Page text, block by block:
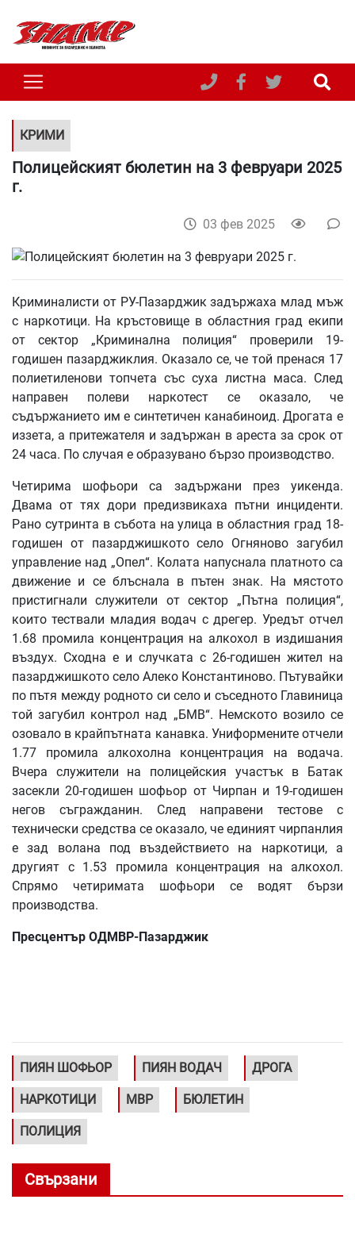
КРИМИ
Полицейският бюлетин на 3 февруари 2025
г.
03 фев 2025
Криминалисти от РУ-Пазарджик задържаха млад мъж
с наркотици. На кръстовище в областния град екипи
от сектор „Криминална полиция“ проверили 19-
годишен пазарджиклия. Оказало се, че той пренася 17
полиетиленови топчета със суха листна маса. След
направен полеви наркотест се оказало, че
съдържанието им е синтетичен канабиноид. Дрогата е
иззета, а притежателя и задържан в ареста за срок от
24 часа. По случая е образувано бързо производство.
Четирима шофьори са задържани през уикенда.
Двама от тях дори предизвикаха пътни инциденти.
Рано сутринта в събота на улица в областния град 18-
годишен от пазарджишкото село Огняново загубил
управление над „Опел“. Колата напуснала платното са
движение и се блъснала в пътен знак. На мястото
пристигнали служители от сектор „Пътна полиция“,
които тествали младия водач с дрегер. Уредът отчел
1.68 промила концентрация на алкохол в издишания
въздух. Сходна е и случката с 26-годишен жител на
пазарджишкото село Алеко Константиново. Пътувайки
по пътя между родното си село и съседното Главиница
той загубил контрол над „БМВ“. Немското возило се
озовало в крайпътната канавка. Униформените отчели
1.77 промила алкохолна концентрация на водача.
Вчера служители на полицейския участък в Батак
засекли 20-годишен шофьор от Чирпан и 19-годишен
негов съгражданин. След направени тестове с
технически средства се оказало, че единият чирпанлия
е зад волана под въздействието на наркотици, а
другият с 1.53 промила концентрация на алкохол.
Спрямо четиримата шофьори се водят бързи
производства.
Пресцентър ОДМВР-Пазарджик
ПИЯН ШОФЬОР ПИЯН ВОДАЧ ДРОГА
НАРКОТИЦИ МВР БЮЛЕТИН
ПОЛИЦИЯ
Свързани